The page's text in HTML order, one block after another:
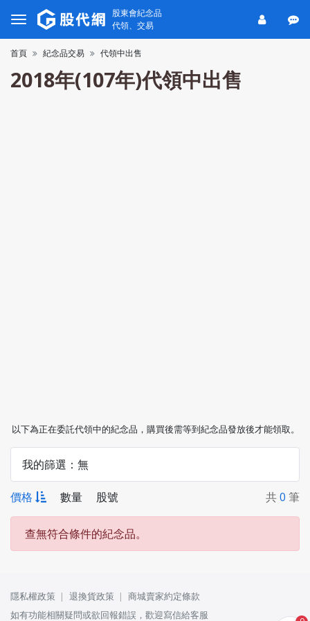
股東會紀念品
代領、交易
首頁 紀念品交易 代領中出售
2018年(107年)代領中出售
以下為正在委託代領中的紀念品，購買後需等到紀念品發放後才能領取。
我的篩選： 無
價格 數量 股號 共0 筆
查無符合條件的紀念品。
隱私權政策 退換貨政策
商城賣家約定條款
如有功能相關疑問或欲回報錯誤，歡迎寫信給客服